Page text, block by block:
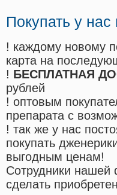
Покупать у нас
! каждому новому
карта на
! БЕСПЛАТНАЯ
рублей
! оптовым
препарата с
! так же у нас
покупать
выгодным ценам!
Cотрудники
сделать